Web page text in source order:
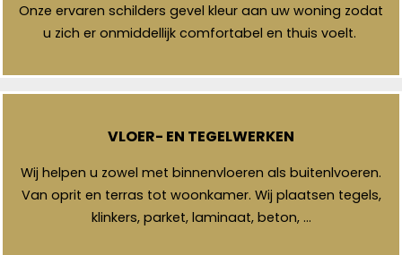
Onze ervaren schilders gevel kleur aan uw woning zodat
u zich er onmiddellijk comfortabel en thuis voelt.
VLOER- EN TEGELWERKEN
Wij helpen u zowel met binnenvloeren als buitenlvoeren.
Van oprit en terras tot woonkamer. Wij plaatsen tegels,
klinkers, parket, laminaat, beton, …